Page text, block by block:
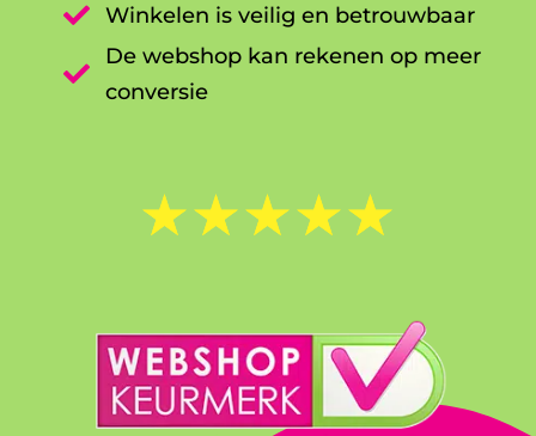

Winkelen is veilig en betrouwbaar

De webshop kan rekenen op meer
conversie
☆☆☆☆☆